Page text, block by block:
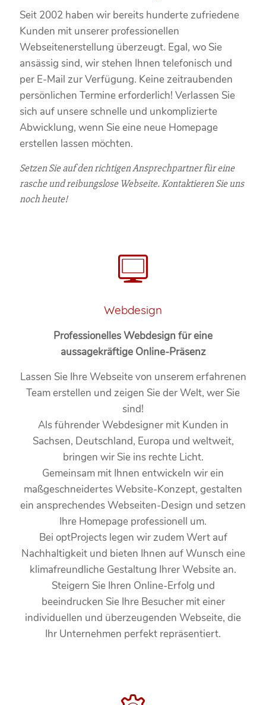
Seit 2002 haben wir bereits hunderte zufriedene
Kunden mit unserer professionellen
Webseitenerstellung überzeugt. Egal, wo Sie
ansässig sind, wir stehen Ihnen telefonisch und
per E-Mail zur Verfügung. Keine zeitraubenden
persönlichen Termine erforderlich! Verlassen Sie
sich auf unsere schnelle und unkomplizierte
Abwicklung, wenn Sie eine neue Homepage
erstellen lassen möchten.
Setzen Sie auf den richtigen Ansprechpartner für eine
rasche und reibungslose Webseite. Kontaktieren Sie uns
noch heute!
Webdesign
Professionelles Webdesign für eine
aussagekräftige Online-Präsenz
Lassen Sie Ihre Webseite von unserem erfahrenen
Team erstellen und zeigen Sie der Welt, wer Sie
sind!
Als führender Webdesigner mit Kunden in
Sachsen, Deutschland, Europa und weltweit,
bringen wir Sie ins rechte Licht.
Gemeinsam mit Ihnen entwickeln wir ein
maßgeschneidertes Website-Konzept, gestalten
ein ansprechendes Webseiten-Design und setzen
Ihre Homepage professionell um.
Bei optProjects legen wir zudem Wert auf
Nachhaltigkeit und bieten Ihnen auf Wunsch eine
klimafreundliche Gestaltung Ihrer Website an.
Steigern Sie Ihren Online-Erfolg und
beeindrucken Sie Ihre Besucher mit einer
individuellen und überzeugenden Webseite, die
Ihr Unternehmen perfekt repräsentiert.